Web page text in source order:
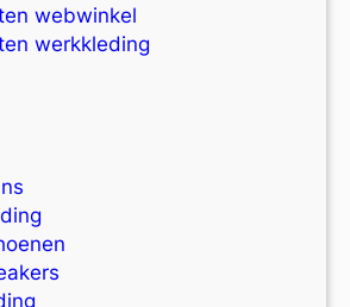
webwinkel
werkkleding